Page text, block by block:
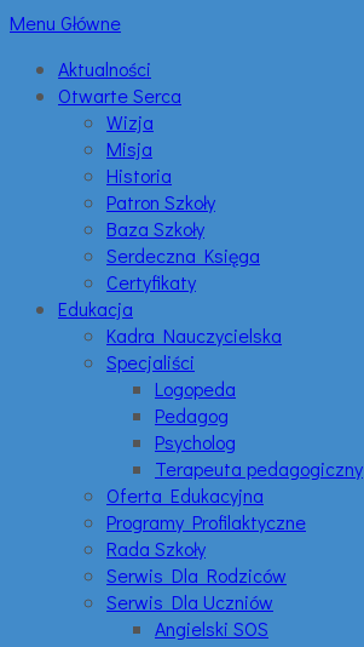
Menu Główne
Aktualności
Otwarte Serca
Wizja
Misja
Historia
Patron Szkoły
Baza Szkoły
Serdeczna Księga
Certyfikaty
Edukacja
Kadra Nauczycielska
Specjaliści
Logopeda
Pedagog
Psycholog
Terapeuta pedagogiczny
Oferta Edukacyjna
Programy Profilaktyczne
Rada Szkoły
Serwis Dla Rodziców
Serwis Dla Uczniów
Angielski SOS